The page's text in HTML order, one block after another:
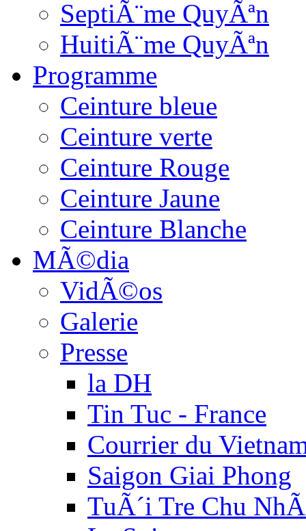
SeptiÃ¨me QuyÃªn
HuitiÃ¨me QuyÃªn
Programme
Ceinture bleue
Ceinture verte
Ceinture Rouge
Ceinture Jaune
Ceinture Blanche
MÃ©dia
VidÃ©os
Galerie
Presse
la DH
Tin Tuc - France
Courrier du
Saigon Giai Phong
TuÃ´i Tre Chu